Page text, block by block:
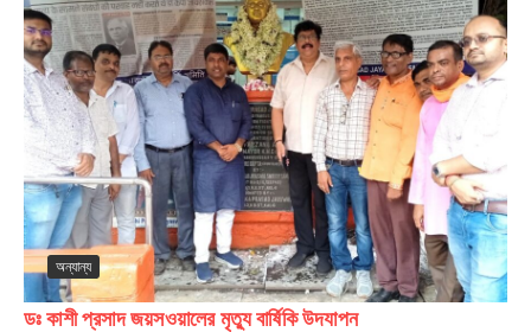
অন্যান্য
ডঃ কাশী প্রসাদ জয়সওয়ালের মৃত্যু বার্ষিকি উদযাপন